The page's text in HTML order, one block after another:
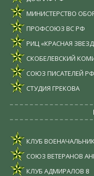
МИНИСТЕРСТВО
ПРОФСОЮЗ ВС РФ
РИЦ «КРАСНАЯ
СКОБЕЛЕВСКИЙ
СОЮЗ ПИСАТЕЛЕЙ РФ
СТУДИЯ ГРЕКОВА
КЛУБ
СОЮЗ ВЕТЕРАНОВ
КЛУБ АДМИРАЛОВ 8